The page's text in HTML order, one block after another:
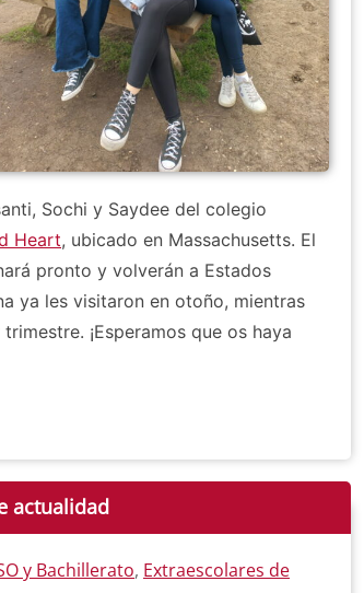
Sochi y Saydee del colegio
Heart, ubicado en Massachusetts. El
pronto y volverán a Estados
ya les visitaron en otoño, mientras
¡Esperamos que os haya
actualidad
y Bachillerato, Extraescolares de